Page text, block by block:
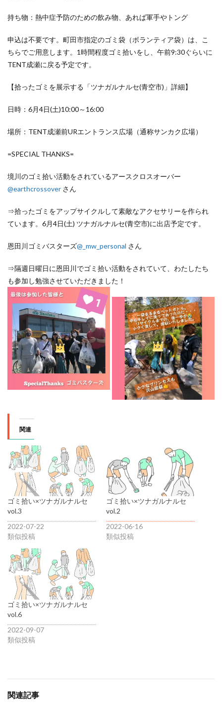
持ち物：熱中症予防のための飲み物、あれば軍手やトング
申込は不要です。町田市指定のゴミ袋（ボランティア袋）は、こ
ちらでご用意します。1時間程度ゴミ拾いをし、午前9:30ぐらいに
TENT成瀬に戻る予定です。
【拾ったゴミを展示する「ツナガルナルセ(青空市)」詳細】
日時：6月4日(土)10:00～16:00
場所：TENT成瀬前URエントランス広場（通称サンカク広場）
=SPECIAL THANKS=
境川のゴミ拾い活動をされているアースクロスオーバー
@earthcrossover さん
⇒拾ったゴミをアップサイクルして素敵なアクセサリーを作られ
ています。6月4日(土) ツナガルナルセ(青空市)に出店予定です。
恩田川ゴミバスターズ@_mw_personal さん
⇒隔週日曜日に恩田川でゴミ拾い活動をされていて、わたしたち
も参加し勉強させていただきました！
関連
ゴミ拾い×ツナガルナルセ
vol.3
2022-07-22
類似投稿
ゴミ拾い×ツナガルナルセ
vol.2
2022-06-16
類似投稿
ゴミ拾い×ツナガルナルセ
vol.6
2022-09-07
類似投稿
関連記事